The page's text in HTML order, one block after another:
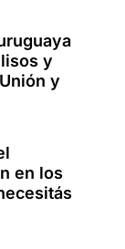
y
y
en los